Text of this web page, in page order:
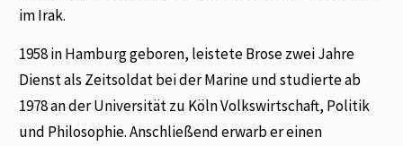
im Irak.
1958 in Hamburg geboren, leistete Brose zwei Jahre
Dienst als Zeitsoldat bei der Marine und studierte ab
1978 an der Universität zu Köln Volkswirtschaft, Politik
und Philosophie. Anschließend erwarb er einen